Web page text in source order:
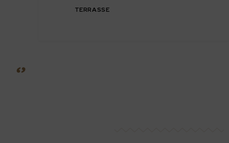
TERRASSE
‘’